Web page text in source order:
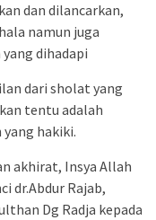
dan dilancarkan,
namun juga
dihadapi
dari sholat yang
tentu adalah
hakiki.
akhirat, Insya Allah
dr.Abdur Rajab,
Dg Radja kepada